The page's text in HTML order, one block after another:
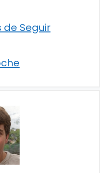
de Seguir